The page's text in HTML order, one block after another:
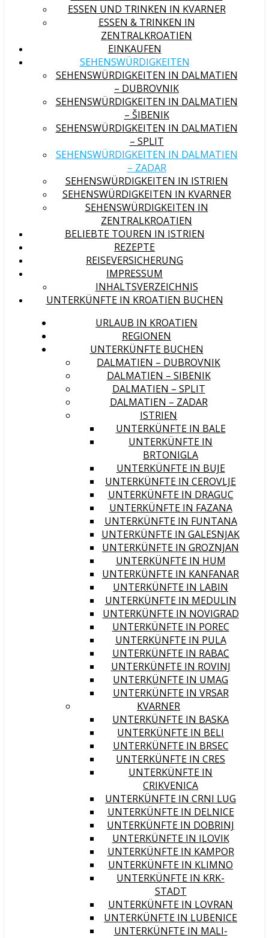
ESSEN UND TRINKEN IN KVARNER
ESSEN & TRINKEN IN
ZENTRALKROATIEN
EINKAUFEN
SEHENSWÜRDIGKEITEN
SEHENSWÜRDIGKEITEN IN DALMATIEN
– DUBROVNIK
SEHENSWÜRDIGKEITEN IN DALMATIEN
– ŠIBENIK
SEHENSWÜRDIGKEITEN IN DALMATIEN
– SPLIT
SEHENSWÜRDIGKEITEN IN DALMATIEN
– ZADAR
SEHENSWÜRDIGKEITEN IN ISTRIEN
SEHENSWÜRDIGKEITEN IN KVARNER
SEHENSWÜRDIGKEITEN IN
ZENTRALKROATIEN
BELIEBTE TOUREN IN ISTRIEN
REZEPTE
REISEVERSICHERUNG
IMPRESSUM
INHALTSVERZEICHNIS
UNTERKÜNFTE IN KROATIEN BUCHEN
URLAUB IN KROATIEN
REGIONEN
UNTERKÜNFTE BUCHEN
DALMATIEN – DUBROVNIK
DALMATIEN – SIBENIK
DALMATIEN – SPLIT
DALMATIEN – ZADAR
ISTRIEN
UNTERKÜNFTE IN BALE
UNTERKÜNFTE IN
BRTONIGLA
UNTERKÜNFTE IN BUJE
UNTERKÜNFTE IN CEROVLJE
UNTERKÜNFTE IN DRAGUC
UNTERKÜNFTE IN FAZANA
UNTERKÜNFTE IN FUNTANA
UNTERKÜNFTE IN GALESNJAK
UNTERKÜNFTE IN GROZNJAN
UNTERKÜNFTE IN HUM
UNTERKÜNFTE IN KANFANAR
UNTERKÜNFTE IN LABIN
UNTERKÜNFTE IN MEDULIN
UNTERKÜNFTE IN NOVIGRAD
UNTERKÜNFTE IN POREC
UNTERKÜNFTE IN PULA
UNTERKÜNFTE IN RABAC
UNTERKÜNFTE IN ROVINJ
UNTERKÜNFTE IN UMAG
UNTERKÜNFTE IN VRSAR
KVARNER
UNTERKÜNFTE IN BASKA
UNTERKÜNFTE IN BELI
UNTERKÜNFTE IN BRSEC
UNTERKÜNFTE IN CRES
UNTERKÜNFTE IN
CRIKVENICA
UNTERKÜNFTE IN CRNI LUG
UNTERKÜNFTE IN DELNICE
UNTERKÜNFTE IN DOBRINJ
UNTERKÜNFTE IN ILOVIK
UNTERKÜNFTE IN KAMPOR
UNTERKÜNFTE IN KLIMNO
UNTERKÜNFTE IN KRK-
STADT
UNTERKÜNFTE IN LOVRAN
UNTERKÜNFTE IN LUBENICE
UNTERKÜNFTE IN MALI-